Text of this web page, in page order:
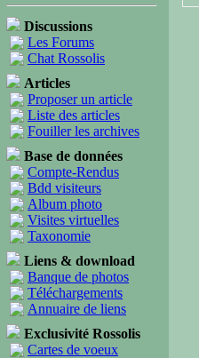
Discussions
Les Forums
Chat Rossolis
Articles
Proposer un article
Liste des articles
Fouiller les archives
Base de données
Compte-Rendus
Bdd visiteurs
Album photo
Visites virtuelles
Taxonomie
Liens & download
Banque de photos
Téléchargements
Annuaire de liens
Exclusivité Rossolis
Cartes de voeux